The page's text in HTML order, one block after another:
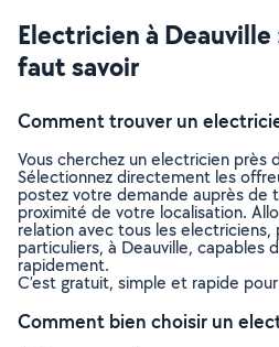
Electricien à Deauville
faut savoir
Comment trouver un
Vous cherchez un electricien près
Sélectionnez directement les
postez votre demande auprès de
proximité de votre localisation.
relation avec tous les electriciens,
particuliers, à Deauville, capables
rapidement.
C’est gratuit, simple et rapide
Comment bien choisir un